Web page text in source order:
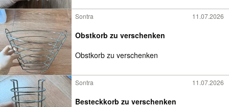
Sontra 11.07.2026
Obstkorb zu verschenken
Obstkorb zu verschenken
Sontra 11.07.2026
Besteckkorb zu verschenken